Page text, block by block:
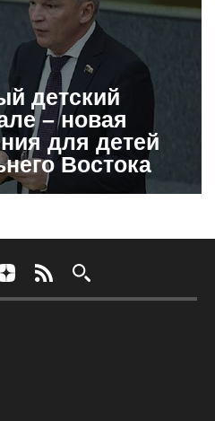
детский
– новая
для детей
Востока